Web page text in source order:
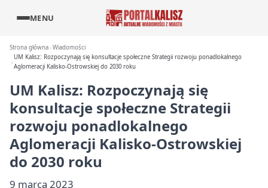
MENU
Strona główna Wiadomości
UM Kalisz: Rozpoczynają się konsultacje społeczne Strategii rozwoju ponadlokalnego
Aglomeracji Kalisko-Ostrowskiej do 2030 roku
UM Kalisz: Rozpoczynają się
konsultacje społeczne Strategii
rozwoju ponadlokalnego
Aglomeracji Kalisko-Ostrowskiej
do 2030 roku
9 marca 2023